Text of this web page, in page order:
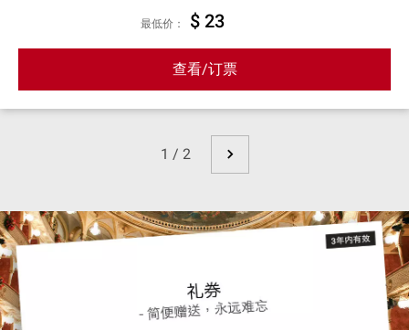
最低价： $ 23
查看/订票
1 / 2